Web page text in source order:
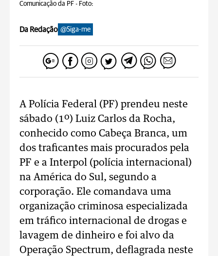
Comunicação da PF - Foto:
Da Redação @Siga-me
A Polícia Federal (PF) prendeu neste
sábado (1º) Luiz Carlos da Rocha,
conhecido como Cabeça Branca, um
dos traficantes mais procurados pela
PF e a Interpol (polícia internacional)
na América do Sul, segundo a
corporação. Ele comandava uma
organização criminosa especializada
em tráfico internacional de drogas e
lavagem de dinheiro e foi alvo da
Operação Spectrum, deflagrada neste